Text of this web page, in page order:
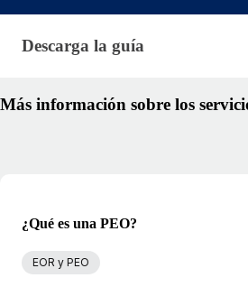
Descarga la guía · es-es —
Descarga la guía
Más información sobre los
¿Qué es una PEO?
EOR y PEO